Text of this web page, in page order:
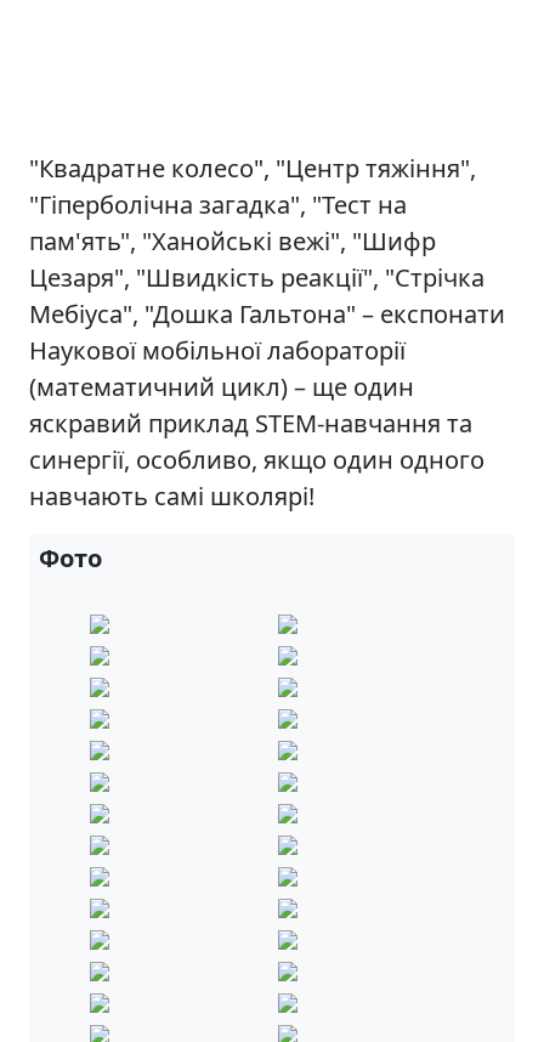
"Квадратне колесо", "Центр тяжіння",
"Гіперболічна загадка", "Тест на
пам'ять", "Ханойські вежі", "Шифр
Цезаря", "Швидкість реакції", "Стрічка
Мебіуса", "Дошка Гальтона" – експонати
Наукової мобільної лабораторії
(математичний цикл) – ще один
яскравий приклад STEM-навчання та
синергії, особливо, якщо один одного
навчають самі школярі!
Фото